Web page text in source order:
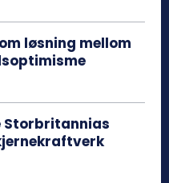
løsning mellom
Storbritannias